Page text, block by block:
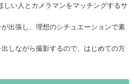
しい人とカメラマンをマッチングするサ
出張し、理想のシチュエーションで素
しながら撮影するので、はじめての方